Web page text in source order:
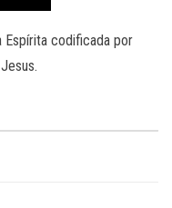
Espírita codificada por